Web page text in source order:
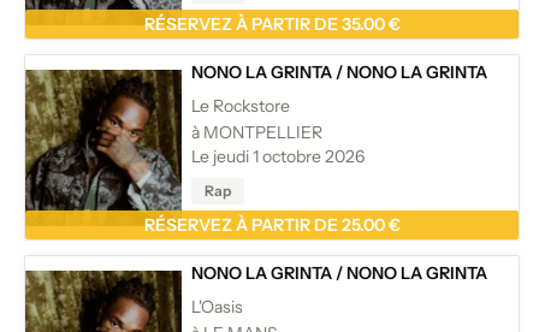
RÉSERVEZ À PARTIR DE 35.00 €
NONO LA GRINTA /NONO LA GRINTA
Le Rockstore
à MONTPELLIER
Le jeudi 1 octobre 2026
Rap
RÉSERVEZ À PARTIR DE 25.00 €
NONO LA GRINTA /NONO LA GRINTA
L'Oasis